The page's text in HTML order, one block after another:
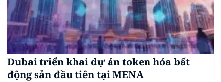
Dubai triển khai dự án token hóa bất
động sản đầu tiên tại MENA